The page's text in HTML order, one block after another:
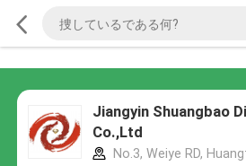
Jiangyin Shuangbao
Co.,Ltd
No.3, Weiye RD,